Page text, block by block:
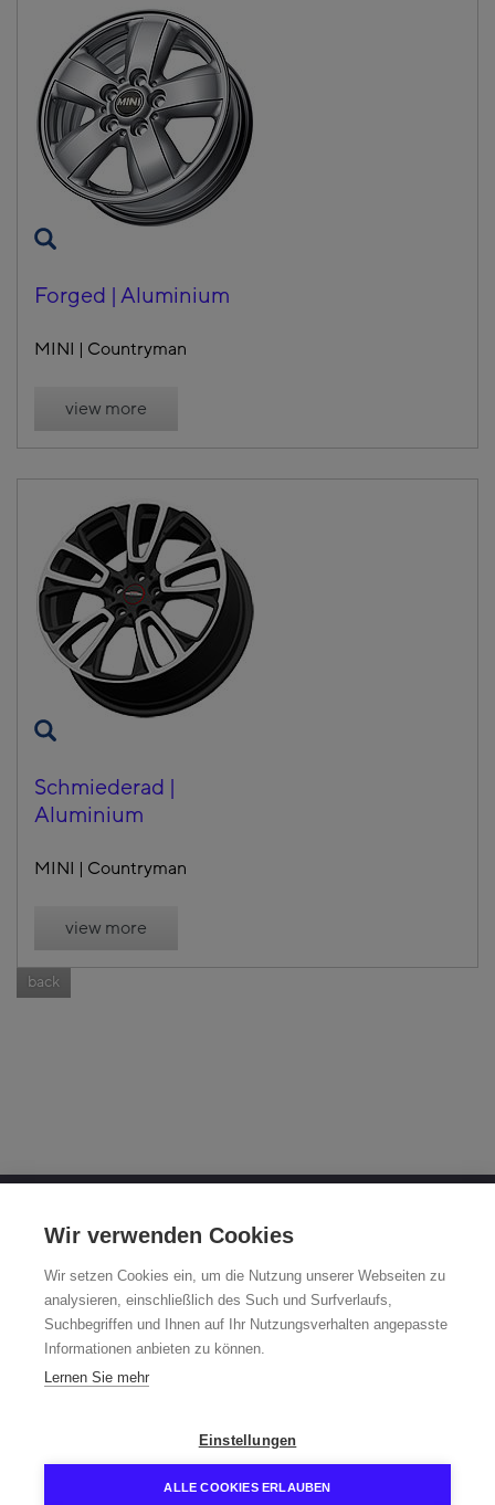
Forged | Aluminium
MINI | Countryman
view more
Schmiederad |
Aluminium
MINI | Countryman
view more
back
Derschlager Straße 26
58540 Meinerzhagen, Germany
Fuchsfelge-Hotline +49 2354 73-317
Mo - Fr 8:00 - 12:00 a.m. and 1:00 - 3:00 p.m. (CET)
Wir verwenden Cookies
Wir setzen Cookies ein, um die Nutzung unserer Webseiten zu
analysieren, einschließlich des Such und Surfverlaufs,
Suchbegriffen und Ihnen auf Ihr Nutzungsverhalten angepasste
Informationen anbieten zu können.
Lernen Sie mehr
Einstellungen
ALLE COOKIES ERLAUBEN